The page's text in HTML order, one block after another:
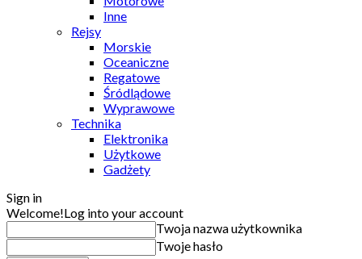
Inne
Rejsy
Morskie
Oceaniczne
Regatowe
Śródlądowe
Wyprawowe
Technika
Elektronika
Użytkowe
Gadżety
Sign in
Welcome!Log into your account
Twoja nazwa użytkownika
Twoje hasło